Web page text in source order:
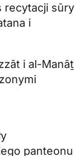
recytacji sūry
i
i al-Manāṯ
panteonu